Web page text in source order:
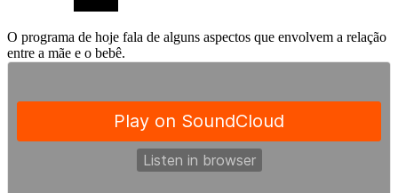
O programa de hoje fala de alguns aspectos que envolvem a relação
entre a mãe e o bebê.